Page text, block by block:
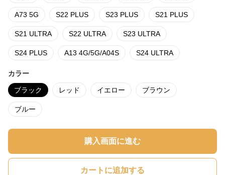
A73 5G S22 PLUS S23 PLUS S21 PLUS
S21 ULTRA S22 ULTRA S23 ULTRA
S24 PLUS A13 4G/5G/A04S S24 ULTRA
カラー
ブラック レッド イエロー ブラウン
ブルー
購入画面に進む
カートに追加する